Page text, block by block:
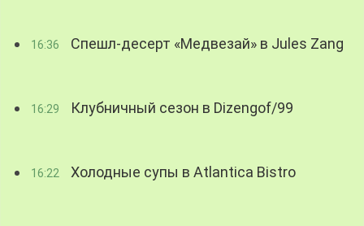
16:36 Спешл-десерт «Медвезай» в Jules Zang
16:29 Клубничный сезон в Dizengof/99
16:22 Холодные супы в Atlantica Bistro